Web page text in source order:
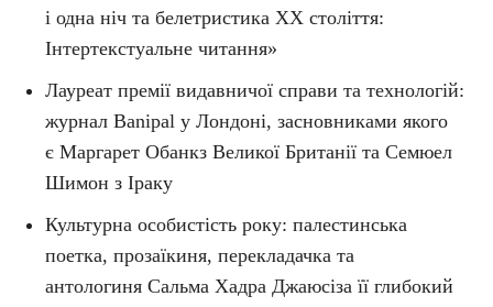
і одна ніч та белетристика ХХ століття:
Інтертекстуальне читання»
Лауреат премії видавничої справи та технологій:
журнал Banipal у Лондоні, засновниками якого
є Маргарет Обанкз Великої Британії та Семюел
Шимон з Іраку
Культурна особистість року: палестинська
поетка, прозаїкиня, перекладачка та
антологиня Сальма Хадра Джаюсіза її глибокий